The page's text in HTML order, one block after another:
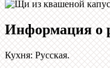
Информация о
Кухня:Русская.